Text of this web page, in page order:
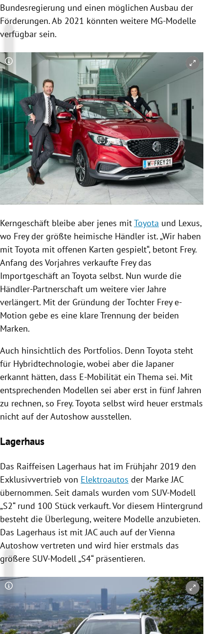
Bundesregierung und einen möglichen Ausbau der
Förderungen. Ab 2021 könnten weitere MG-Modelle
verfügbar sein.
Copyright-Hinweis öffnen/schließen
Kerngeschäft bleibe aber jenes mitToyota und Lexus,
wo Freyder größte heimische Händler ist. „Wir haben
mitToyota mit offenen Karten gespielt“, betont Frey.
Anfang des Vorjahres verkaufte Freydas
Importgeschäft an Toyota selbst. Nun wurde die
Händler-Partnerschaft um weitere vier Jahre
verlängert. Mit der Gründung der Tochter Freye-
Motion gebe es eine klare Trennung der beiden
Marken.
Auch hinsichtlich des Portfolios. Denn Toyota steht
für Hybridtechnologie, wobei aber die Japaner
erkannt hätten, dass E-Mobilität ein Thema sei. Mit
entsprechenden Modellen sei aber erst in fünf Jahren
zu rechnen, so Frey.Toyota selbst wird heuer erstmals
nicht auf der Autoshow ausstellen.
Lagerhaus
Das Raiffeisen Lagerhaus hat im Frühjahr 2019 den
Exklusivvertrieb von Elektroautos der Marke JAC
übernommen. Seit damals wurden vom SUV-Modell
„S2“ rund 100 Stück verkauft. Vor diesem Hintergrund
besteht die Überlegung, weitere Modelle anzubieten.
Das Lagerhaus ist mit JAC auch auf derVienna
Autoshow vertreten und wird hier erstmals das
größere SUV-Modell „S4“ präsentieren.
Copyright-Hinweis öffnen/schließen